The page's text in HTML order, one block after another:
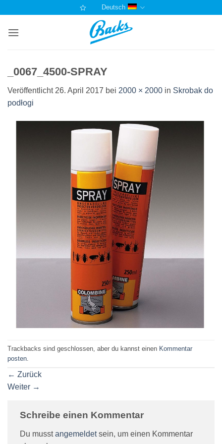
springen
Deutsch
_0067_4500-SPRAY
Veröffentlicht 26. April 2017 bei 2000 × 2000 in Skrobak do
podłogi
Trackbacks sind geschlossen, aber du kannst einen Kommentar
posten
← Zurück
Weiter →
Schreibe einen Kommentar
Du musstangemeldetsein, um einen Kommentar